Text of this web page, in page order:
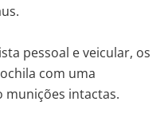
pessoal e veicular, os
com uma
intactas.